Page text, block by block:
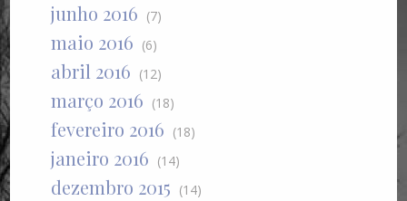
junho 2016 (7)
maio 2016 (6)
abril 2016 (12)
março 2016 (18)
fevereiro 2016 (18)
janeiro 2016 (14)
dezembro 2015 (14)